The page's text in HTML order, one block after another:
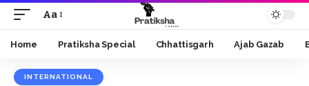
Font
Resizer
Aa
Home Pratiksha Special Chhattisgarh Ajab Gazab
INTERNATIONAL